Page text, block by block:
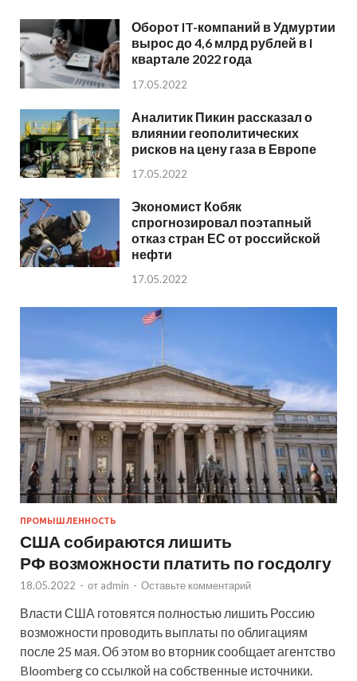
Оборот IT-компаний в Удмуртии
вырос до 4,6 млрд рублей в I
квартале 2022 года
17.05.2022
Аналитик Пикин рассказал о
влиянии геополитических
рисков на цену газа в Европе
17.05.2022
Экономист Кобяк
спрогнозировал поэтапный
отказ стран ЕС от российской
нефти
17.05.2022
ПРОМЫШЛЕННОСТЬ
США собираются лишить
РФ возможности платить по госдолгу
18.05.2022 - от admin - Оставьте комментарий
Власти США готовятся полностью лишить Россию
возможности проводить выплаты по облигациям
после 25 мая. Об этом во вторник сообщает агентство
Bloomberg со ссылкой на собственные источники.